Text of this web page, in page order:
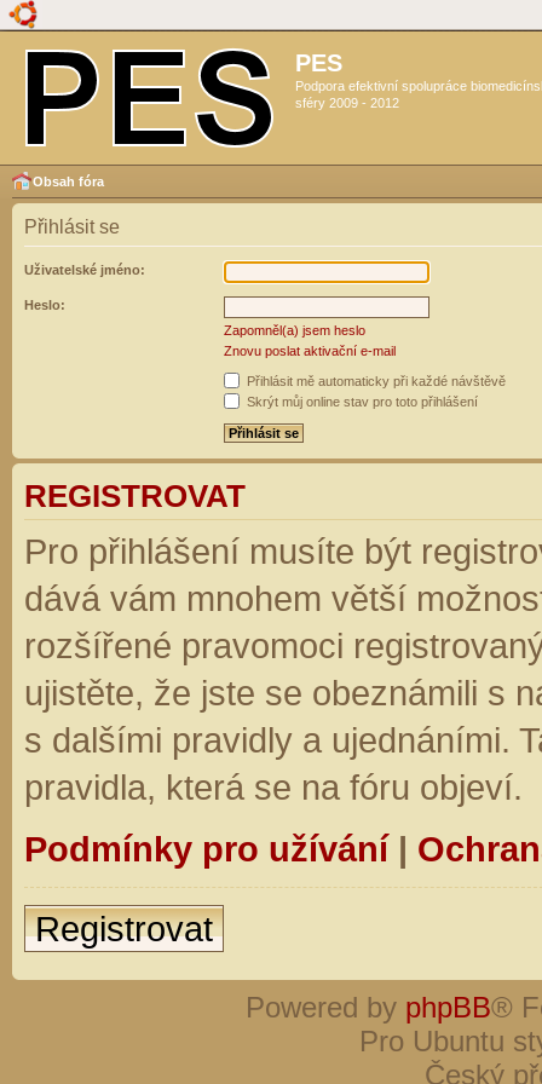
PES
Podpora efektivní spolupráce
sféry 2009 - 2012
Obsah fóra
Přihlásit se
Uživatelské jméno:
Heslo:
Zapomněl(a) jsem heslo
Znovu poslat aktivační e-mail
Přihlásit mě automaticky při každé návštěvě
Skrýt můj online stav pro toto přihlášení
REGISTROVAT
Pro přihlášení musíte být
dává vám mnohem větší
rozšířené pravomoci
ujistěte, že jste se obeznámili s
s dalšími pravidly a ujednáními.
pravidla, která se na fóru objeví.
Podmínky pro užívání|
Registrovat
Powered by phpBB®
Pro Ubuntu
Český